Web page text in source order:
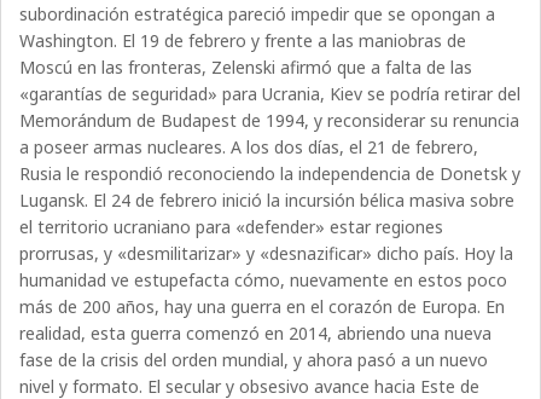
subordinación estratégica pareció impedir que se opongan a
Washington. El 19 de febrero y frente a las maniobras de
Moscú en las fronteras, Zelenski afirmó que a falta de las
«garantías de seguridad» para Ucrania, Kiev se podría retirar del
Memorándum de Budapest de 1994, y reconsiderar su renuncia
a poseer armas nucleares. A los dos días, el 21 de febrero,
Rusia le respondió reconociendo la independencia de Donetsk y
Lugansk. El 24 de febrero inició la incursión bélica masiva sobre
el territorio ucraniano para «defender» estar regiones
prorrusas, y «desmilitarizar» y «desnazificar» dicho país. Hoy la
humanidad ve estupefacta cómo, nuevamente en estos poco
más de 200 años, hay una guerra en el corazón de Europa. En
realidad, esta guerra comenzó en 2014, abriendo una nueva
fase de la crisis del orden mundial, y ahora pasó a un nuevo
nivel y formato. El secular y obsesivo avance hacia Este de